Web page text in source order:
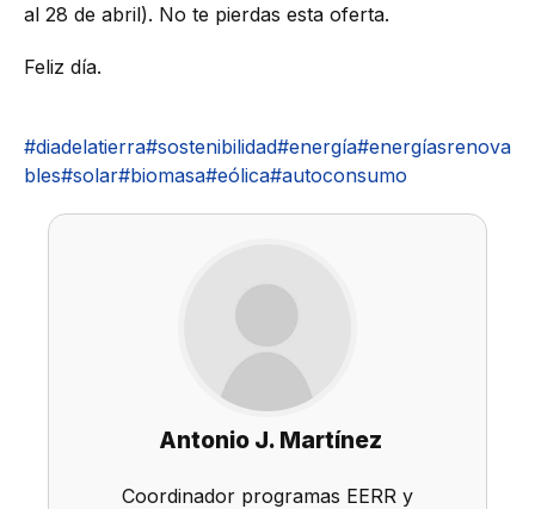
al 28 de abril). No te pierdas esta oferta.
Feliz día.
#diadelatierra#sostenibilidad#energía#energíasrenova
bles#solar#biomasa#eólica#autoconsumo
Antonio J. Martínez
Coordinador programas EERR y